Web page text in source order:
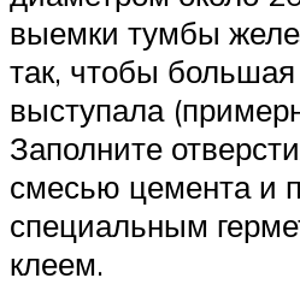
выемки тумбы
так, чтобы
выступала
Заполните
смесью цемента и
специальным
клеем.